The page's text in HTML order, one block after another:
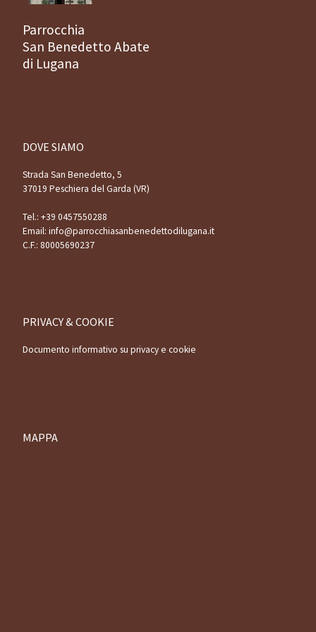
Parrocchia
San Benedetto Abate
di Lugana
DOVE SIAMO
Strada San Benedetto, 5
37019 Peschiera del Garda (VR)
Tel.: +39 0457550288
Email: info@parrocchiasanbenedettodilugana.it
C.F.: 80005690237
PRIVACY & COOKIE
Documento informativo su privacy e cookie
MAPPA